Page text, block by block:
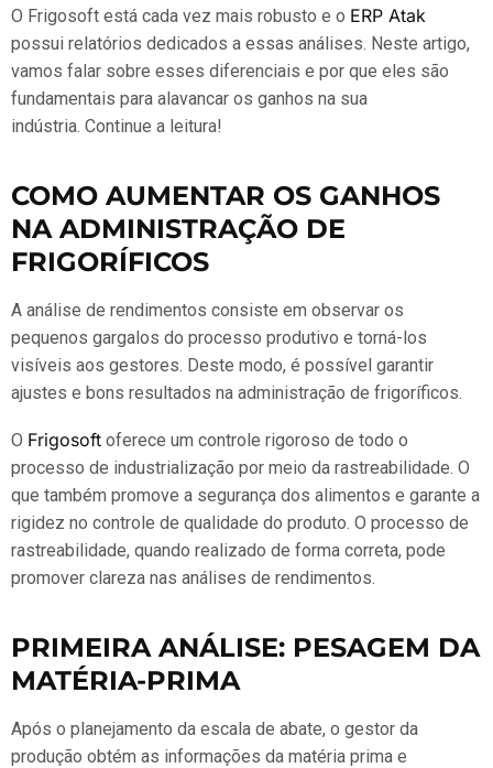
O Frigosoft está cada vez mais robusto e o ERP Atak
possui relatórios dedicados a essas análises. Neste artigo,
vamos falar sobre esses diferenciais e por que eles são
fundamentais para alavancar os ganhos na sua
indústria. Continue a leitura!
COMO AUMENTAR OS GANHOS
NA ADMINISTRAÇÃO DE
FRIGORÍFICOS
A análise de rendimentos consiste em observar os
pequenos gargalos do processo produtivo e torná-los
visíveis aos gestores. Deste modo, é possível garantir
ajustes e bons resultados na administração de frigoríficos.
O Frigosoft oferece um controle rigoroso de todo o
processo de industrialização por meio da rastreabilidade. O
que também promove a segurança dos alimentos e garante a
rigidez no controle de qualidade do produto. O processo de
rastreabilidade, quando realizado de forma correta, pode
promover clareza nas análises de rendimentos.
PRIMEIRA ANÁLISE: PESAGEM DA
MATÉRIA-PRIMA
Após o planejamento da escala de abate, o gestor da
produção obtém as informações da matéria prima e